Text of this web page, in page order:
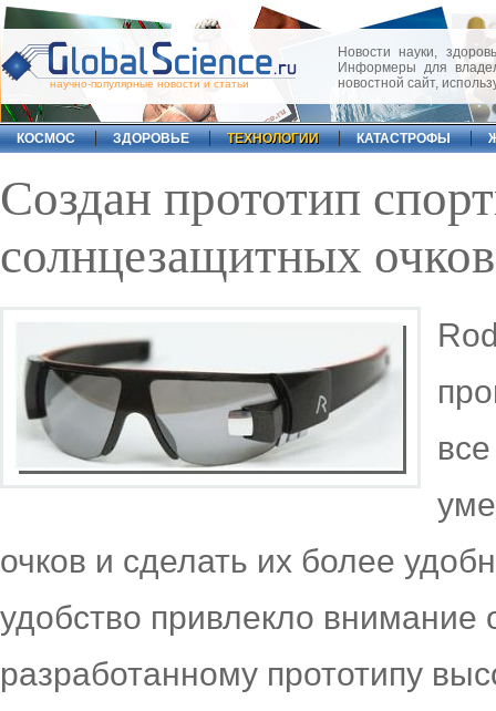
научно-популярные новости и статьи
Новости науки,
Информеры для
новостной сайт,
КОСМОС ЗДОРОВЬЕ ТЕХНОЛОГИИ КАТАСТРОФЫ
Создан прототип
солнцезащитных
очков и сделать их более
удобство привлекло внимание
разработанному прототипу